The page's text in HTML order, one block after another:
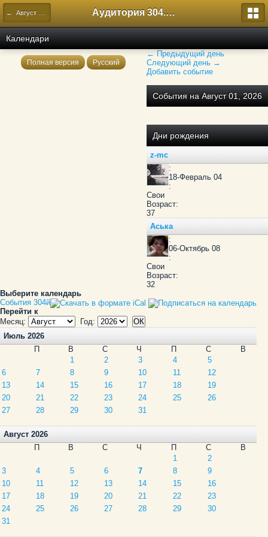
← Август 2026 Аудитория 304. История России
Календари
← Предыдущий день
Следующий день →
Добавить событие
События на Август 01, 2026
Дни рождения
z-mc
:
18-Февраль 04
:
Свои
Возраст:
37
Аська
:
06-Октябрь 08
:
Свои
Возраст:
32
Выберите календарь
События 304й
Перейти к
Месяц:
Год:
Июль 2026
П
В С Ч П С
В
1
2 3 4
5
6
7 8 9 10 11
12
13
14 15 16 17 18
19
20
21 22 23 24 25
26
27
28 29 30 31
Август 2026
П
В С Ч П С
В
1
2
3
4 5 6 7 8
9
10
11 12 13 14 15
16
17
18 19 20 21 22
23
24
25 26 27 28 29
30
31
Полная версия Русский